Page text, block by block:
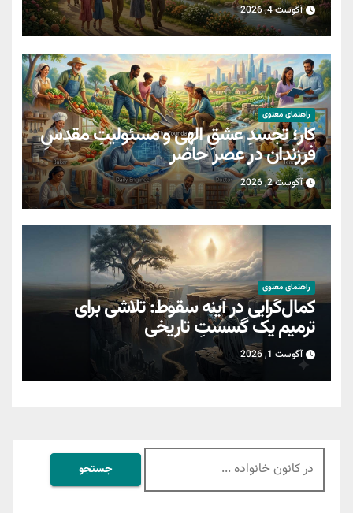
آگوست 4, 2026
راهنمای معنوی
کار؛ تجسدِ عشقِ الهی و مسئولیتِ مقدسِ
فرزندان در عصر حاضر
آگوست 2, 2026
راهنمای معنوی
کمال‌گرایی در آینه سقوط: تلاشی برای
ترمیمِ یک گسستِ تاریخی
آگوست 1, 2026
برای: